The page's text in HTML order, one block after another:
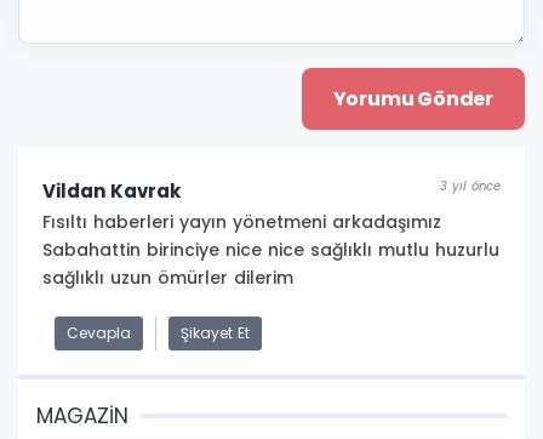
Vildan Kavrak 3 yıl önce
Fısıltı haberleri yayın yönetmeni arkadaşımız
Sabahattin birinciye nice nice sağlıklı mutlu huzurlu
sağlıklı uzun ömürler dilerim
Cevapla Şikayet Et
MAGAZİN